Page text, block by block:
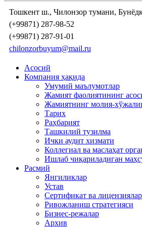
Тошкент ш., Чилонзор тумани,
(+99871) 287-98-52
(+99871) 287-91-01
chilonzorbuyum@mail.ru
Асосий
Компания ҳақида
Умумий маълумотлар
Жамият фаолиятининг
Жамиятнинг молия-
Тарих
Раҳбарият
Ташкилий тузилма
Ички аудит хизмати
Коллегиал ва маслаҳат
Ишлаб чиқариладиган
Расмий
Янгиликлар
Устав
Сертификат ва лицензиялар
Ривожланиш стратегияси
Бизнес-режалар
Архив